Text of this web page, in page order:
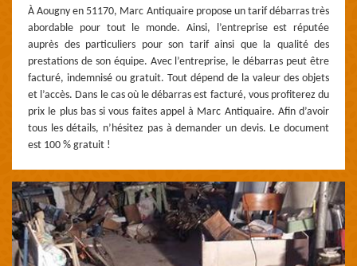
À Aougny en 51170, Marc Antiquaire propose un tarif débarras très
abordable pour tout le monde. Ainsi, l’entreprise est réputée
auprès des particuliers pour son tarif ainsi que la qualité des
prestations de son équipe. Avec l’entreprise, le débarras peut être
facturé, indemnisé ou gratuit. Tout dépend de la valeur des objets
et l’accès. Dans le cas où le débarras est facturé, vous profiterez du
prix le plus bas si vous faites appel à Marc Antiquaire. Afin d’avoir
tous les détails, n’hésitez pas à demander un devis. Le document
est 100 % gratuit !